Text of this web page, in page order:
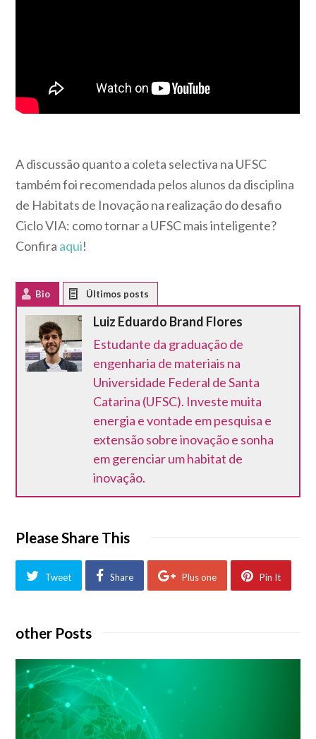
A discussão quanto a coleta selectiva na UFSC
também foi recomendada pelos alunos da disciplina
de Habitats de Inovação na realização do desafio
Ciclo VIA: como tornar a UFSC mais inteligente?
Confira aqui!
Bio
Luiz Eduardo Brand Flores
Estudante da graduação de
engenharia de materiais na
Universidade Federal de Santa
Catarina (UFSC). Investe muita
energia e vontade em pesquisa e
extensão sobre inovação e sonha
em gerenciar um habitat de
inovação.
Please Share This
Tweet Share Plus one Pin It
other Posts